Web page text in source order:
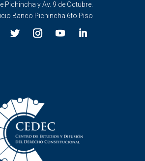
Pichincha y Av. 9 de Octubre.
Banco Pichincha 6to Piso